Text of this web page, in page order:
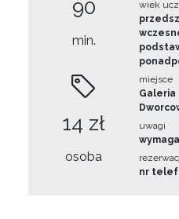
90
min.
14 zł
osoba
wiek
miejsce
Galeria
uwagi
nr